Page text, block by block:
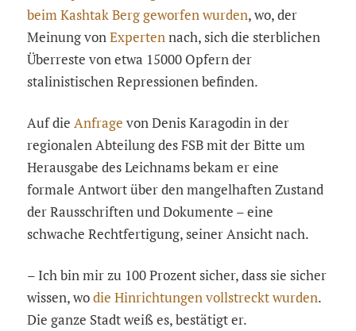
beim Kashtak Berg geworfen wurden, wo, der
Meinung vonExpertennach, sich die sterblichen
Überreste von etwa 15000 Opfern der
stalinistischen Repressionen befinden.
Auf dieAnfrage von Denis Karagodin in der
regionalen Abteilung des FSB mit der Bitte um
Herausgabe des Leichnams bekam er eine
formale Antwort über den mangelhaften Zustand
der Rausschriften und Dokumente – eine
schwache Rechtfertigung, seiner Ansicht nach.
– Ich bin mir zu 100 Prozent sicher, dass sie sicher
wissen, wodie Hinrichtungen vollstreckt wurden.
Die ganze Stadt weiß es, bestätigt er.